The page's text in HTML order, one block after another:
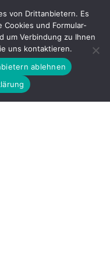
von Drittanbietern. Es
und Formular-
um Verbindung zu Ihnen
uns kontaktieren.
ablehnen